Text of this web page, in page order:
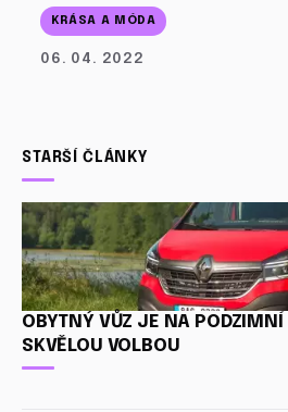
KRÁSA A MÓDA
06. 04. 2022
STARŠÍ ČLÁNKY
OBYTNÝ VŮZ JE NA PODZIMNÍ
SKVĚLOU VOLBOU